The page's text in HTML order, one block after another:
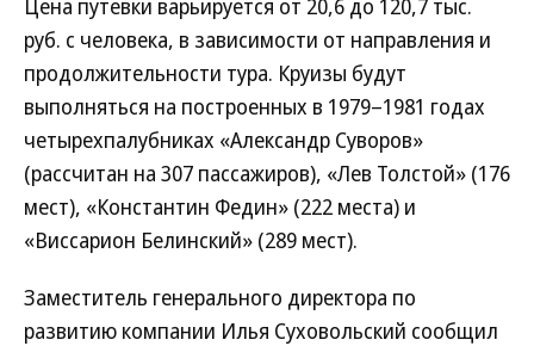
Цена путевки варьируется от 20,6 до 120,7 тыс.
руб. с человека, в зависимости от направления и
продолжительности тура. Круизы будут
выполняться на построенных в 1979–1981 годах
четырехпалубниках «Александр Суворов»
(рассчитан на 307 пассажиров), «Лев Толстой» (176
мест), «Константин Федин» (222 места) и
«Виссарион Белинский» (289 мест).
Заместитель генерального директора по
развитию компании Илья Суховольский сообщил